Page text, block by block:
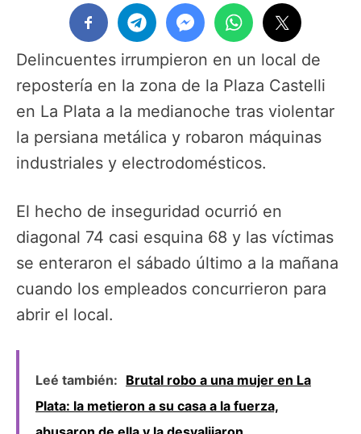
Delincuentes irrumpieron en un local de
repostería en la zona de la Plaza Castelli
en La Plata a la medianoche tras violentar
la persiana metálica y robaron máquinas
industriales y electrodomésticos.
El hecho de inseguridad ocurrió en
diagonal 74 casi esquina 68 y las víctimas
se enteraron el sábado último a la mañana
cuando los empleados concurrieron para
abrir el local.
Leé también: Brutal robo a una mujer en La
Plata: la metieron a su casa a la fuerza,